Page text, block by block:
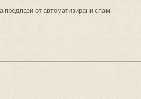
предпази от автоматизирани спам.